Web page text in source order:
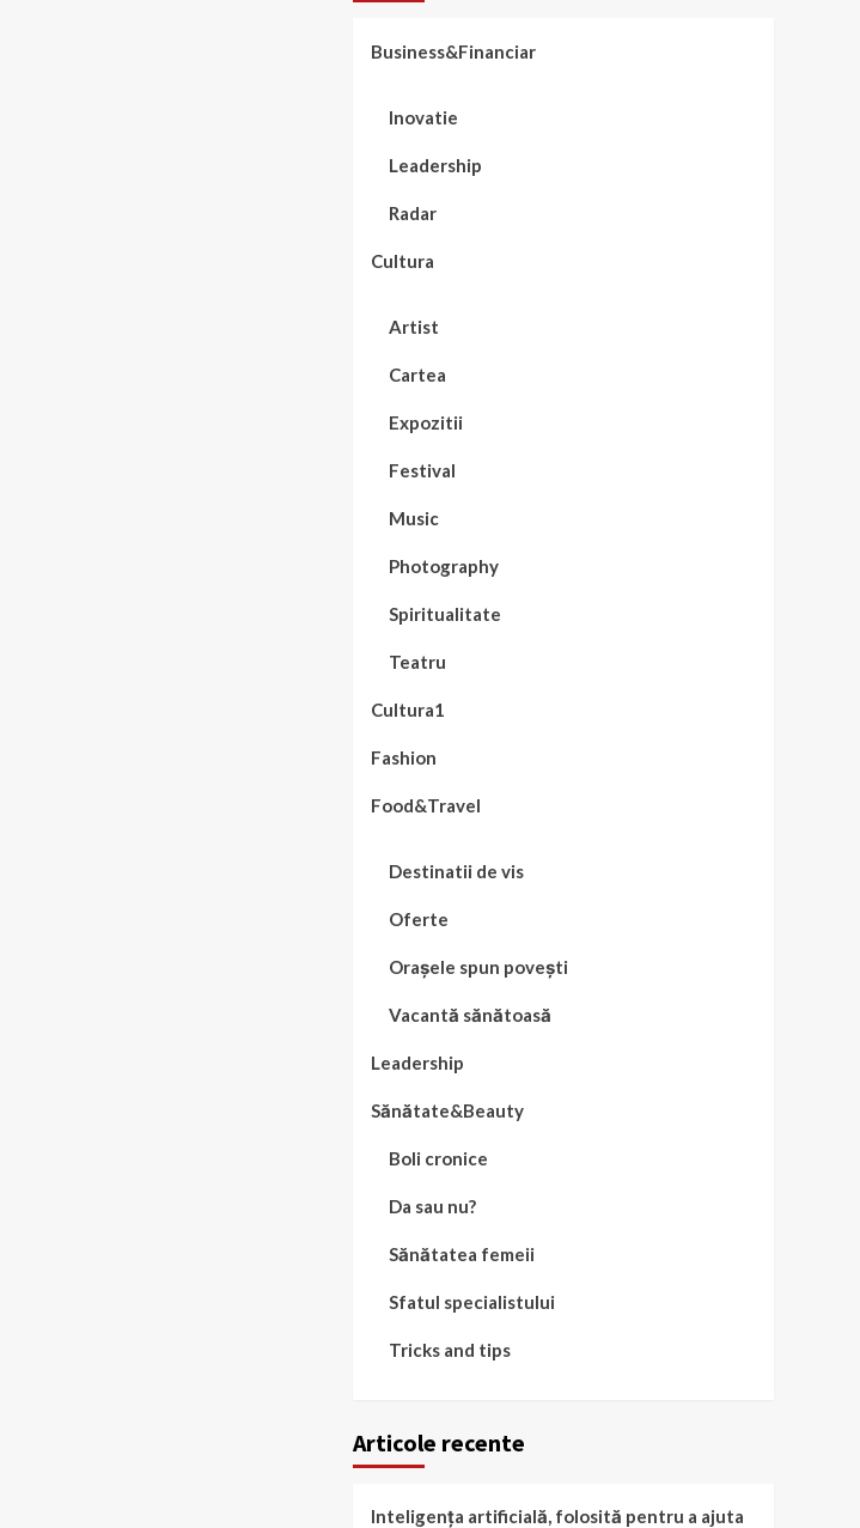
Business&Financiar
Inovatie
Leadership
Radar
Cultura
Artist
Cartea
Expozitii
Festival
Music
Photography
Spiritualitate
Teatru
Cultura1
Fashion
Food&Travel
Destinatii de vis
Oferte
Orașele spun povești
Vacantă sănătoasă
Leadership
Sănătate&Beauty
Boli cronice
Da sau nu?
Sănătatea femeii
Sfatul specialistului
Tricks and tips
Articole recente
Inteligența artificială, folosită pentru a ajuta